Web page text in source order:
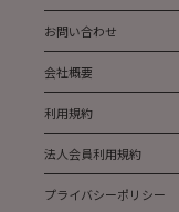
お問い合わせ
会社概要
利用規約
法人会員利用規約
プライバシーポリシー